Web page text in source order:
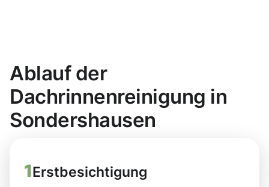
Ablauf der
Dachrinnenreinigung in
Sondershausen
1Erstbesichtigung